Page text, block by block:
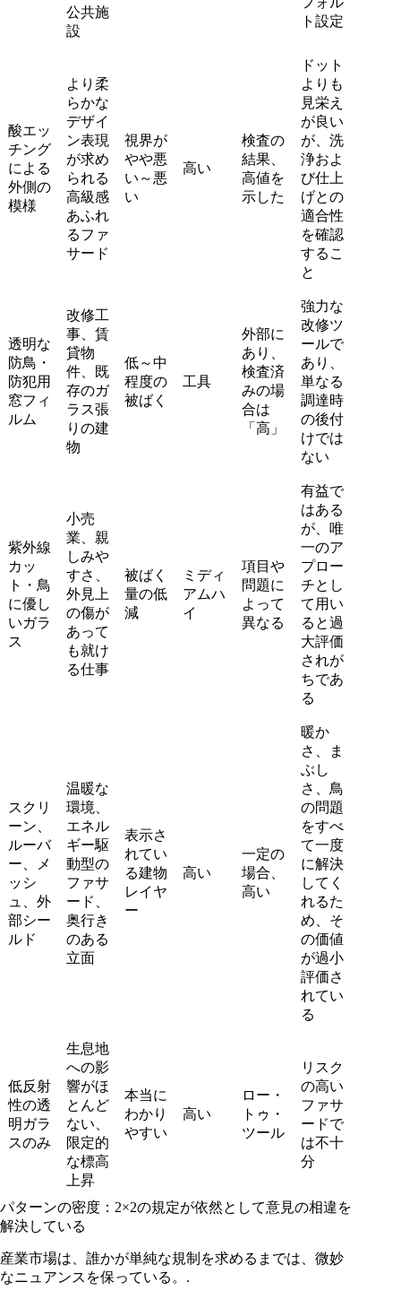
公共施
設
ト設定
酸エッ
チング
による
外側の
模様
より柔
らかな
デザイ
ン表現
が求め
られる
高級感
あふれ
るファ
サード
視界が
やや悪
い～悪
い
高い
検査の
結果、
高値を
示した
ドット
よりも
見栄え
が良い
が、洗
浄およ
び仕上
げとの
適合性
を確認
するこ
と
透明な
防鳥・
防犯用
窓フィ
ルム
改修工
事、賃
貸物
件、既
存のガ
ラス張
りの建
物
低～中
程度の
被ばく
工具
外部に
あり、
検査済
みの場
合は
「高」
強力な
改修ツ
ールで
あり、
単なる
調達時
の後付
けでは
ない
紫外線
カッ
ト・鳥
に優し
いガラ
ス
小売
業、親
しみや
すさ、
外見上
の傷が
あって
も就け
る仕事
被ばく
量の低
減
ミディ
アムハ
イ
項目や
問題に
よって
異なる
有益で
はある
が、唯
一のア
プロー
チとし
て用い
ると過
大評価
されが
ちであ
る
スクリ
ーン、
ルーバ
ー、メ
ッシ
ュ、外
部シー
ルド
温暖な
環境、
エネル
ギー駆
動型の
ファサ
ード、
奥行き
のある
立面
表示さ
れてい
る建物
レイヤ
ー
高い
一定の
場合、
高い
暖か
さ、ま
ぶし
さ、鳥
の問題
をすべ
て一度
に解決
してく
れるた
め、そ
の価値
が過小
評価さ
れてい
る
低反射
性の透
明ガラ
スのみ
生息地
への影
響がほ
とんど
ない、
限定的
な標高
上昇
本当に
わかり
やすい
高い
ロー・
トゥ・
ツール
リスク
の高い
ファサ
ードで
は不十
分
パターンの密度：2×2の規定が依然として意見の相違を
解決している
産業市場は、誰かが単純な規制を求めるまでは、微妙
なニュアンスを保っている。.